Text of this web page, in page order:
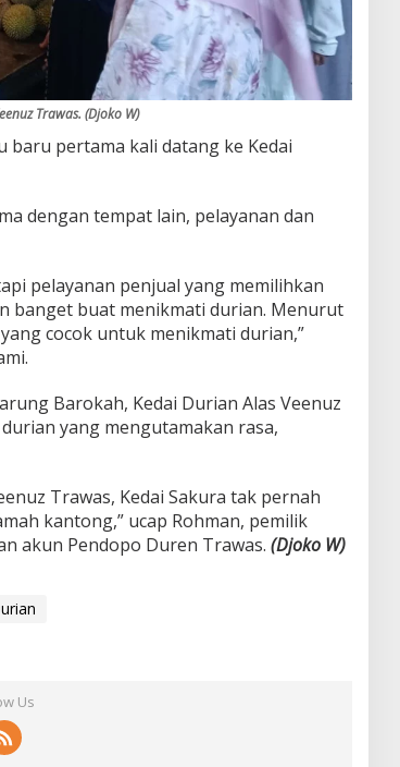
Trawas. (Djoko W)
baru pertama kali datang ke Kedai
dengan tempat lain, pelayanan dan
pelayanan penjual yang memilihkan
banget buat menikmati durian. Menurut
cocok untuk menikmati durian,”
Barokah, Kedai Durian Alas Veenuz
yang mengutamakan rasa,
Trawas, Kedai Sakura tak pernah
kantong,” ucap Rohman, pemilik
akun Pendopo Duren Trawas. (Djoko W)
Us